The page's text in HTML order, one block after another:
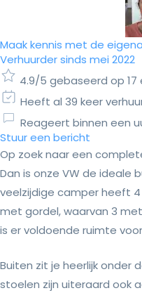
Maak kennis met de
Verhuurder sinds mei 2022
4.9/5 gebaseerd op 17
Heeft al 39 keer
Reageert binnen een
Stuur een bericht
Op zoek naar een
Dan is onze VW de ideale
veelzijdige camper heeft
met gordel, waarvan 3
is er voldoende ruimte
Buiten zit je heerlijk onder
stoelen zijn uiteraard ook